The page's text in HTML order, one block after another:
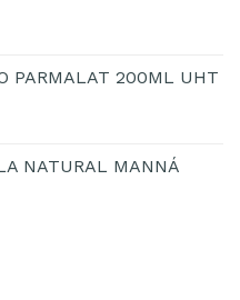
PARMALAT 200ML UHT
NATURAL MANNÁ